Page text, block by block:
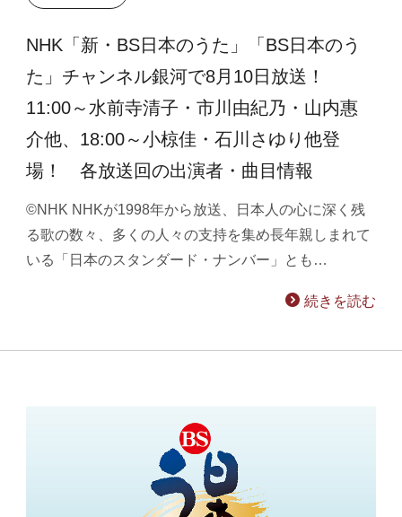
NHK「新・BS日本のうた」「BS日本のう
た」チャンネル銀河で8月10日放送！
11:00～水前寺清子・市川由紀乃・山内惠
介他、18:00～小椋佳・石川さゆり他登
場！ 各放送回の出演者・曲目情報
©NHK NHKが1998年から放送、日本人の心に深く残
る歌の数々、多くの人々の支持を集め長年親しまれて
いる「日本のスタンダード・ナンバー」とも…
続きを読む